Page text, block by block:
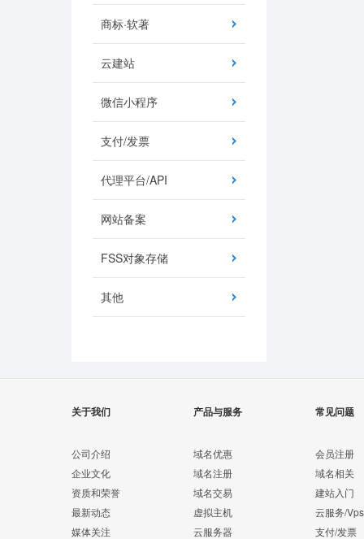
商标·软著
云建站
微信小程序
支付/发票
代理平台/API
网站备案
FSS对象存储
其他
关于我们
公司介绍
企业文化
资质和荣誉
最新动态
媒体关注
产品与服务
域名优惠
域名注册
域名交易
虚拟主机
云服务器
常见问题
会员注册
域名相关
建站入门
云服务/Vps
支付/发票